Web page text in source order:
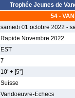
Trophée Jeunes de
54 -
samedi 01 octobre 2022 -
Rapide Novembre 2022
EST
7
10' + [5'']
Suisse
Vandoeuvre-Echecs